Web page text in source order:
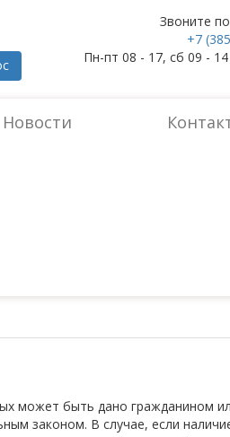
Звоните
+7
Пн-пт 08 - 17, сб 09 -
Новости
может быть дано гражданином
законом. В случае, если